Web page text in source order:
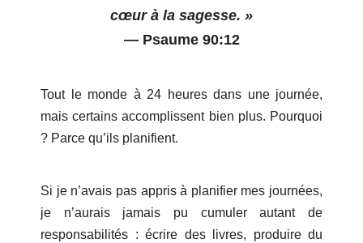
LE BLOG
PODCAST
GALERIE PHOTO
SOUTENIR LE PODCAST
CONTACT
cœur à la sagesse. »
— Psaume 90:12
Tout le monde à 24 heures dans une journée,
mais certains accomplissent bien plus. Pourquoi
? Parce qu’ils planifient.
Si je n’avais pas appris à planifier mes journées,
je n’aurais jamais pu cumuler autant de
responsabilités : écrire des livres, produire du